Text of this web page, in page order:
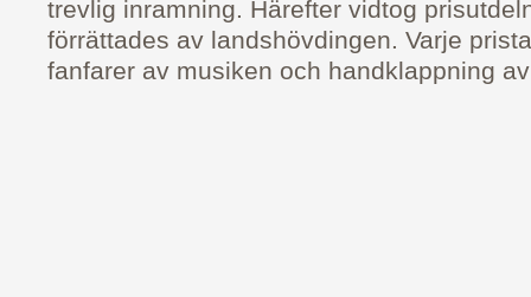
trevlig inramning. Härefter vidtog
förrättades av landshövdingen. Varje
fanfarer av musiken och handklappning